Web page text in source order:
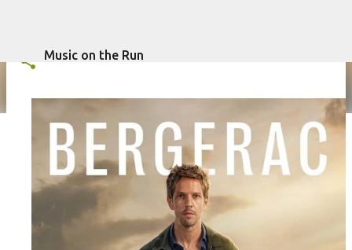
Music on the Run